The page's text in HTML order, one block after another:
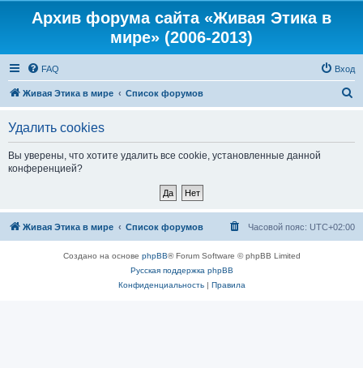
Архив форума сайта «Живая Этика в
мире» (2006-2013)
FAQ Вход
Живая Этика в мире Список форумов
Удалить cookies
Вы уверены, что хотите удалить все cookie, установленные данной
конференцией?
Живая Этика в мире Список форумов Часовой пояс: UTC+02:00
Создано на основе phpBB® Forum Software © phpBB Limited
Русская поддержка phpBB
Конфиденциальность| Правила